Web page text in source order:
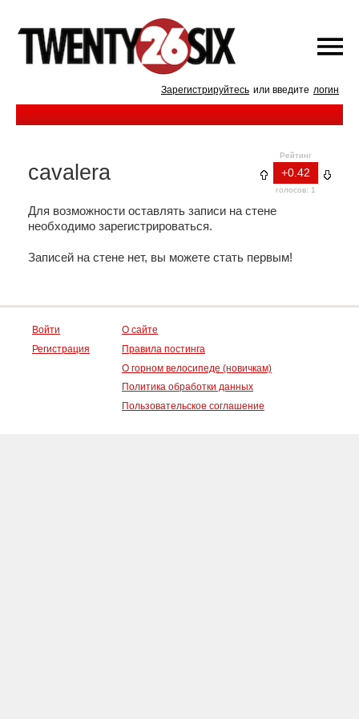
Зарегистрируйтесь или введите логин
Рейтинг
+0.42
голосов: 1
cavalera
Для возможности оставлять записи на стене
необходимо зарегистрироваться.
Записей на стене нет, вы можете стать первым!
Войти
Регистрация
О сайте
Правила постинга
О горном велосипеде (новичкам)
Политика обработки данных
Пользовательское соглашение